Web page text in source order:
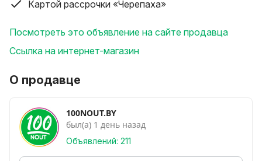
продиагностирован специалистами сервиса.
обмена.
Почему выбирают 100NOUT.BY:
- Работаем как юридическое лицо — безопасная
сделка.
- Проверка и контроль качества.
Картой рассрочки «Черепаха»
Посмотреть это объявление на сайте продавца
Ссылка на интернет-магазин
О продавце
100NOUT.BY
был(а) 1 день назад
Объявлений: 211